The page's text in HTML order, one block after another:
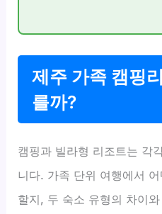
제주 가족 캠핑
를까?
캠핑과 빌라형 리조트는 각
니다. 가족 단위 여행에서
할지, 두 숙소 유형의 차이